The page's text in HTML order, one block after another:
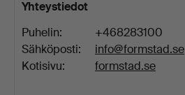
Yhteystiedot
Puhelin:
+468283100
Sähköposti:
info@formstad.se
Kotisivu:
formstad.se